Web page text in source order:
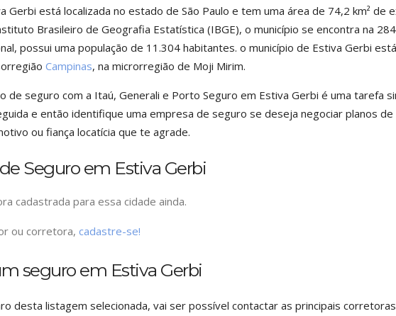
Gerbi está localizada no estado de São Paulo e tem uma área de 74,2 km² de
Brasileiro de Geografia Estatística (IBGE), o município se encontra na
possui uma população de 11.304 habitantes. o município de Estiva Gerbi
Campinas, na microrregião de Moji Mirim.
de seguro com a Itaú, Generali e Porto Seguro em Estiva Gerbi é uma tarefa
e então identifique uma empresa de seguro se deseja negociar planos
ou fiança locatícia que te agrade.
Seguro em Estiva Gerbi
cadastrada para essa cidade ainda.
ou corretora, cadastre-se!
seguro em Estiva Gerbi
desta listagem selecionada, vai ser possível contactar as principais